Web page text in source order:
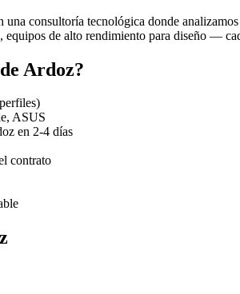
consultoría tecnológica donde
equipos de alto rendimiento para diseño —
Ardoz?
ASUS
en 2-4 días
contrato